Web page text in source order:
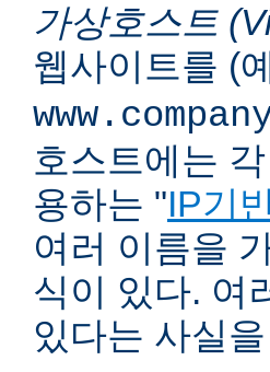
가상호스트
웹사이트를 (
호스트에는
용하는 "IP기
여러 이름을
식이 있다. 여
있다는 사실